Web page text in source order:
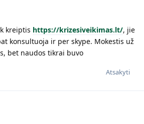
kreiptis https://krizesiveikimas.lt/, jie
konsultuoja ir per skype. Mokestis už
bet naudos tikrai buvo
Atsakyti